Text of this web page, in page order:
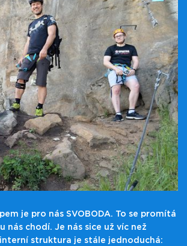
je pro nás SVOBODA. To se promítá
nás chodí. Je nás sice už víc než
struktura je stále jednoduchá: